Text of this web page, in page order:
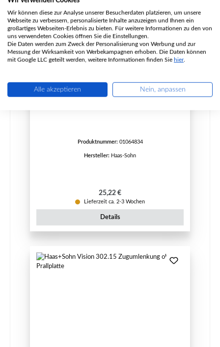
Haas+Sohn Vision 302.15 Bodenstein
Produktnummer: 01064834
Hersteller: Haas-Sohn
Regulärer Preis:
25,22 €
Lieferzeit ca. 2-3 Wochen
Details
Wir können diese zur Analyse unserer Besucherdaten platzieren, um unsere
Webseite zu verbessern, personalisierte Inhalte anzuzeigen und Ihnen ein
großartiges Webseiten-Erlebnis zu bieten. Für weitere Informationen zu den von
uns verwendeten Cookies öffnen Sie die Einstellungen.
Die Daten werden zum Zweck der Personalisierung von Werbung und zur
Messung der Wirksamkeit von Werbekampagnen erhoben. Die Daten können
mit Google LLC geteilt werden, weitere Informationen finden Sie hier.
Alle akzeptieren Nein, anpassen